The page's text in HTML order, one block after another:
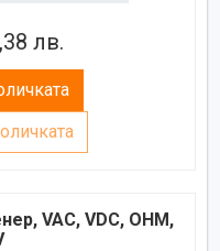
лв.
VAC, VDC, OHM,